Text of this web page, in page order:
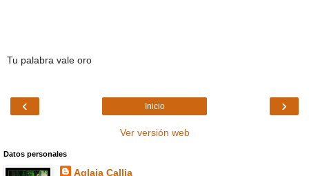
Tu palabra vale oro
‹ ›
Inicio
Ver versión web
Datos personales
Aglaia Callia